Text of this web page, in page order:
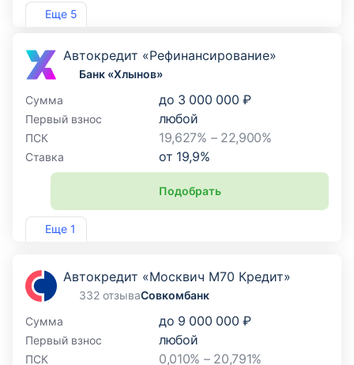
Еще 5
Лиц. №354
Еще 1
Автокредит «Рефинансирование»
Банк «Хлынов»
Сумма
до 3 000 000 ₽
Первый взнос любой
ПСК 19,627% – 22,900%
Ставка от 19,9%
Подобрать
Лиц. №254
Автокредит «Москвич М70 Кредит»
332 отзываСовкомбанк
Сумма
до 9 000 000 ₽
Первый взнос любой
ПСК 0,010% – 20,791%